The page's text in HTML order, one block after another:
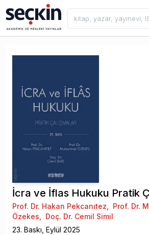
İcra ve İflas Hukuku Pratik
Prof. Dr. Hakan Pekcanıtez, Prof. Dr.
Özekes, Doç. Dr. Cemil Simil
23. Baskı, Eylül 2025